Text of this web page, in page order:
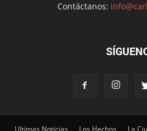
Contáctanos:
Ultimas Noticias Los Hechos La